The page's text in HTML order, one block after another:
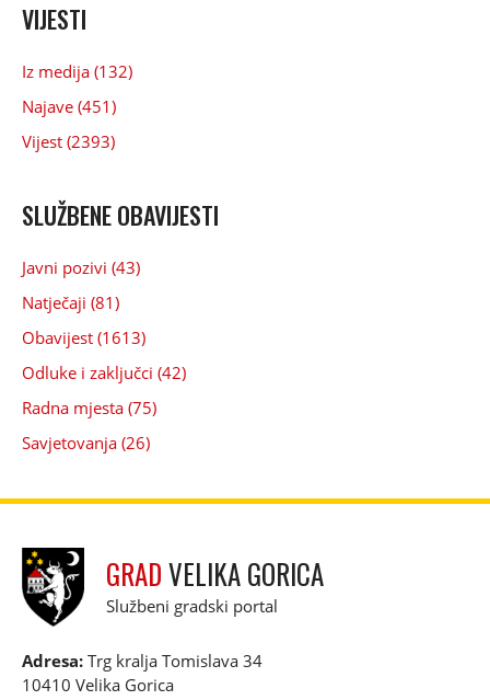
VIJESTI
Iz medija (132)
Najave (451)
Vijest (2393)
SLUŽBENE OBAVIJESTI
Javni pozivi (43)
Natječaji (81)
Obavijest (1613)
Odluke i zaključci (42)
Radna mjesta (75)
Savjetovanja (26)
GRADVELIKA GORICA
Službeni gradski portal
Adresa: Trg kralja Tomislava 34
10410 Velika Gorica